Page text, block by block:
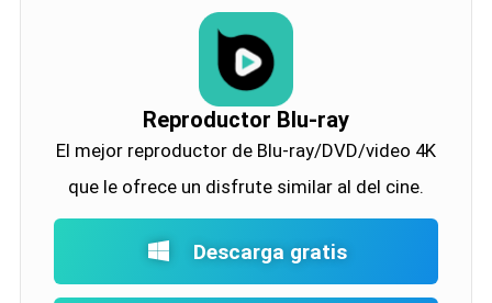
Reproductor Blu-ray
El mejor reproductor de Blu-ray/DVD/video 4K
que le ofrece un disfrute similar al del cine.
Descarga gratis